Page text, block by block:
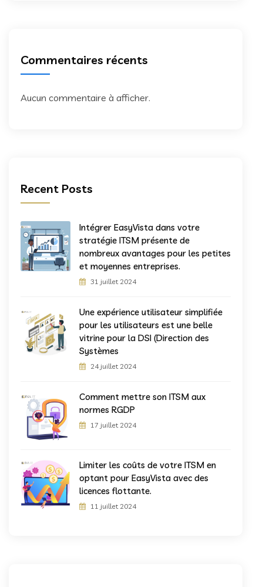
Commentaires récents
Aucun commentaire à afficher.
Recent Posts
Intégrer EasyVista dans votre
stratégie ITSM présente de
nombreux avantages pour les petites
et moyennes entreprises.
31 juillet 2024
Une expérience utilisateur simplifiée
pour les utilisateurs est une belle
vitrine pour la DSI (Direction des
Systèmes
24 juillet 2024
Comment mettre son ITSM aux
normes RGDP
17 juillet 2024
Limiter les coûts de votre ITSM en
optant pour EasyVista avec des
licences flottante.
11 juillet 2024